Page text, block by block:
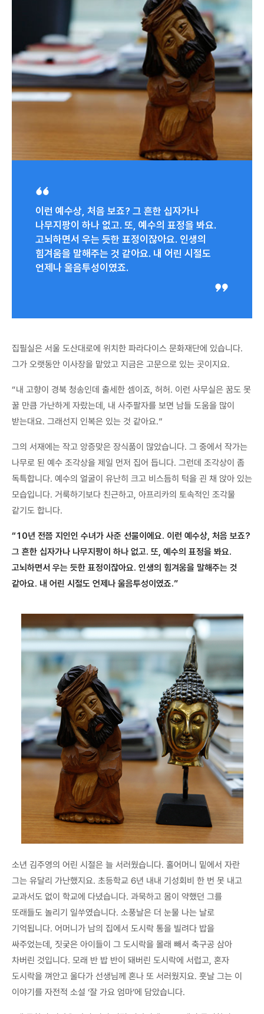
이런 예수상, 처음 보죠? 그 흔한 십자가나
나무지팡이 하나 없고. 또, 예수의 표정을 봐요.
고뇌하면서 우는 듯한 표정이잖아요. 인생의
힘겨움을 말해주는 것 같아요. 내 어린 시절도
언제나 울음투성이였죠.
집필실은 서울 도산대로에 위치한 파라다이스 문화재단에 있습니다.
그가 오랫동안 이사장을 맡았고 지금은 고문으로 있는 곳이지요.
“내 고향이 경북 청송인데 출세한 셈이죠, 허허. 이런 사무실은 꿈도 못
꿀 만큼 가난하게 자랐는데, 내 사주팔자를 보면 남들 도움을 많이
받는대요. 그래선지 인복은 있는 것 같아요.”
그의 서재에는 작고 앙증맞은 장식품이 많았습니다. 그 중에서 작가는
나무로 된 예수 조각상을 제일 먼저 집어 듭니다. 그런데 조각상이 좀
독특합니다. 예수의 얼굴이 유난히 크고 비스듬히 턱을 괸 채 앉아 있는
모습입니다. 거룩하기보다 친근하고, 아프리카의 토속적인 조각물
같기도 합니다.
“10년 전쯤 지인인 수녀가 사준 선물이에요. 이런 예수상, 처음 보죠?
그 흔한 십자가나 나무지팡이 하나 없고. 또, 예수의 표정을 봐요.
고뇌하면서 우는 듯한 표정이잖아요. 인생의 힘겨움을 말해주는 것
같아요. 내 어린 시절도 언제나 울음투성이였죠.”
소년 김주영의 어린 시절은 늘 서러웠습니다. 홀어머니 밑에서 자란
그는 유달리 가난했지요. 초등학교 6년 내내 기성회비 한 번 못 내고
교과서도 없이 학교에 다녔습니다. 과묵하고 몸이 약했던 그를
또래들도 놀리기 일쑤였습니다. 소풍날은 더 눈물 나는 날로
기억됩니다. 어머니가 남의 집에서 도시락 통을 빌려다 밥을
싸주었는데, 짓궂은 아이들이 그 도시락을 몰래 빼서 축구공 삼아
차버린 것입니다. 모래 반 밥 반이 돼버린 도시락에 서럽고, 혼자
도시락을 껴안고 울다가 선생님께 혼나 또 서러웠지요. 훗날 그는 이
이야기를 자전적 소설 ‘잘 가요 엄마’에 담았습니다.